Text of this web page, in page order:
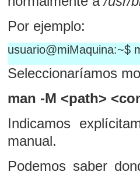
Por ejemplo:
usuario@miMaquina:~$
Seleccionaríamos
man -M <path>
Indicamos
manual.
Podemos saber